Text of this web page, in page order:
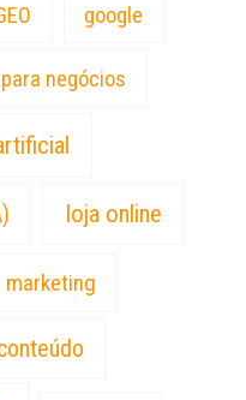
google
negócios
loja online
marketing